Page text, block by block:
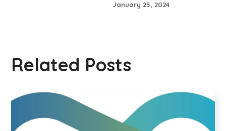
January 25, 2024
Related Posts